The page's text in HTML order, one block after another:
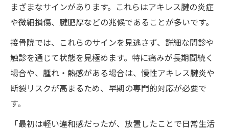
まざまなサインがあります。これらはアキレス腱の炎症
や微細損傷、腱肥厚などの兆候であることが多いです。
接骨院では、これらのサインを見逃さず、詳細な問診や
触診を通じて状態を見極めます。特に痛みが長期間続く
場合や、腫れ・熱感がある場合は、慢性アキレス腱炎や
断裂リスクが高まるため、早期の専門的対応が必要で
す。
「最初は軽い違和感だったが、放置したことで日常生活